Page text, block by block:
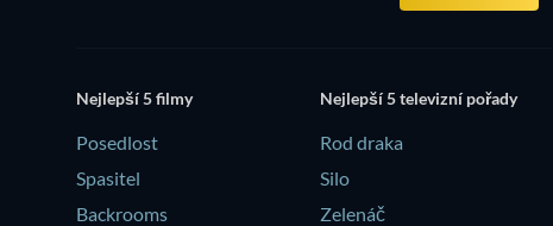
Nejlepší 5 filmy
Posedlost
Spasitel
Backrooms
Nejlepší 5 televizní pořady
Rod draka
Silo
Zelenáč